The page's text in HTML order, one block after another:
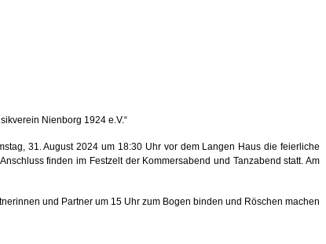
Nienborg 1924 e.V.“
31. August 2024 um 18:30 Uhr vor dem Langen Haus die feierliche
finden im Festzelt der Kommersabend und Tanzabend statt. Am
und Partner um 15 Uhr zum Bogen binden und Röschen machen